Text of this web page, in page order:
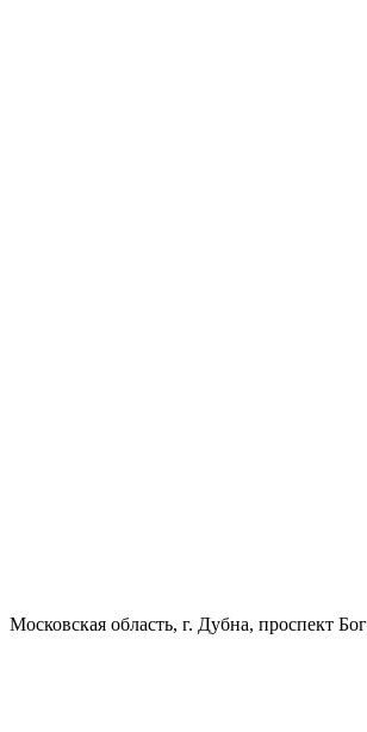
Московская область, г. Дубна, проспект